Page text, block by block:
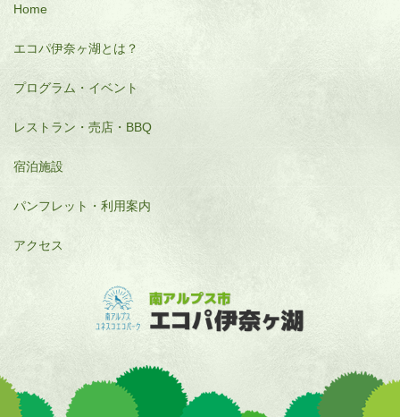
Home
エコパ伊奈ヶ湖とは？
プログラム・イベント
レストラン・売店・BBQ
宿泊施設
パンフレット・利用案内
アクセス